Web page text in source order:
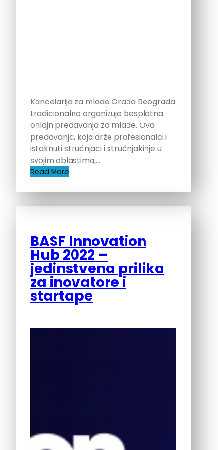
Kancelarija za mlade Grada Beograda
tradicionalno organizuje besplatna
onlajn predavanja za mlade. Ova
predavanja, koja drže profesionalci i
istaknuti stručnjaci i stručnjakinje u
svojim oblastima,…
Read More
BASF Innovation
Hub 2022 –
jedinstvena prilika
za inovatore i
startape